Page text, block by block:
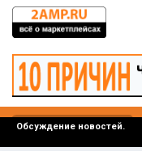
Обсуждение новостей.